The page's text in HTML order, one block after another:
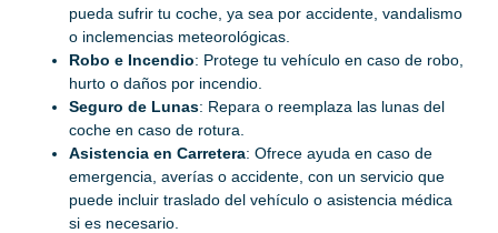
pueda sufrir tu coche, ya sea por accidente, vandalismo
o inclemencias meteorológicas.
Robo e Incendio: Protege tu vehículo en caso de robo,
hurto o daños por incendio.
Seguro de Lunas: Repara o reemplaza las lunas del
coche en caso de rotura.
Asistencia en Carretera: Ofrece ayuda en caso de
emergencia, averías o accidente, con un servicio que
puede incluir traslado del vehículo o asistencia médica
si es necesario.